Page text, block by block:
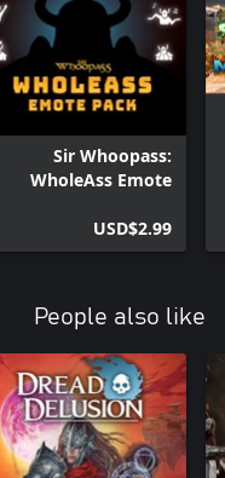
Sir Whoopass:
WholeAss Emote
USD$2.99
People also like